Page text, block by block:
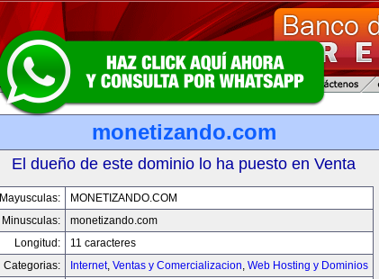
monetizando.com
El dueño de este dominio lo ha puesto en Venta
Mayusculas:
MONETIZANDO.COM
Minusculas:
monetizando.com
Longitud:
11 caracteres
Categorias:
Internet, Ventas y Comercializacion, Web Hosting y Dominios